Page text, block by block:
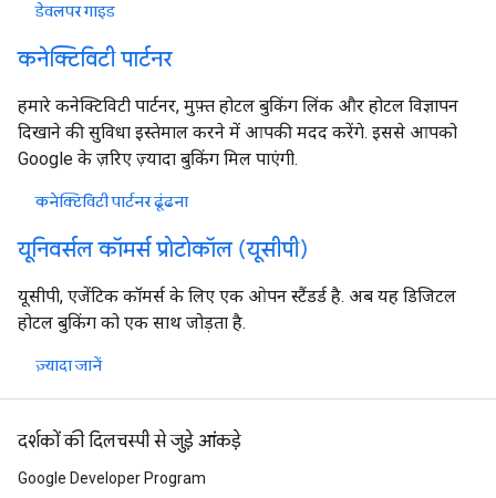
डेवलपर गाइड
कनेक्टिविटी पार्टनर
हमारे कनेक्टिविटी पार्टनर, मुफ़्त होटल बुकिंग लिंक और होटल विज्ञापन
दिखाने की सुविधा इस्तेमाल करने में आपकी मदद करेंगे. इससे आपको
Google के ज़रिए ज़्यादा बुकिंग मिल पाएंगी.
कनेक्टिविटी पार्टनर ढूंढना
यूनिवर्सल कॉमर्स प्रोटोकॉल (यूसीपी)
यूसीपी, एजेंटिक कॉमर्स के लिए एक ओपन स्टैंडर्ड है. अब यह डिजिटल
होटल बुकिंग को एक साथ जोड़ता है.
ज़्यादा जानें
दर्शकों की दिलचस्पी से जुड़े आंकड़े
Google Developer Program